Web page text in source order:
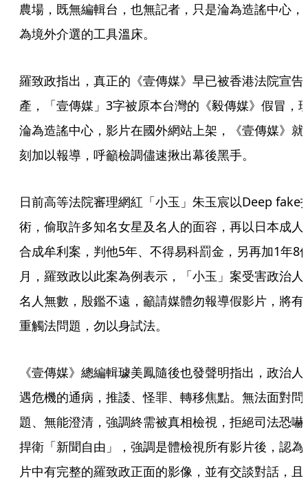
農場，既無編輯台，也無記者，只是淪為造謠中心，
為境外介選的工具溫床。
羅致政指出，真正的《壹傳媒》早已被香港法院宣告
產，「壹傳媒」3字被原本台灣的《毅傳媒》假冒，
淪為造謠中心，影片在國外網站上架，《壹傳媒》就
刻加以報導，呼籲檢調儘速揪出幕後黑手。
日前高等法院審理網紅「小玉」朱玉宸以Deep fake
術，偷取許多知名女星及名人的面容，再以日本成人
合成牟利案，判他5年、不得易科罰金，另再加1年8
月，羅致政以此案為例表示，「小玉」案受害政治人
名人無數，殷鑑不遠，籲請媒體勿報導假影片，將有
重觸法問題，勿以身試法。
《壹傳媒》總編輯璩美鳳隨後也發聲明指出，政治人
遇危機的通病，推諉、怪罪、轉移焦點。無法面對問
題、無能澄清，強調終需被真相檢視，拒絕司法恐嚇
捍衛「新聞自由」，強調是體檢視所有影片後，認為
片中有完整的羅致政正面的影像，並有交談對話，且